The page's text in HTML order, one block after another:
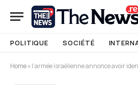
POLITIQUE SOCIÉTÉ
Home»l’armée israélienne annonce avoir identifié